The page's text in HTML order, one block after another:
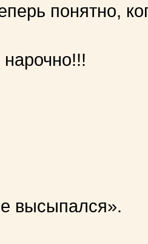
понятно,
высыпался».